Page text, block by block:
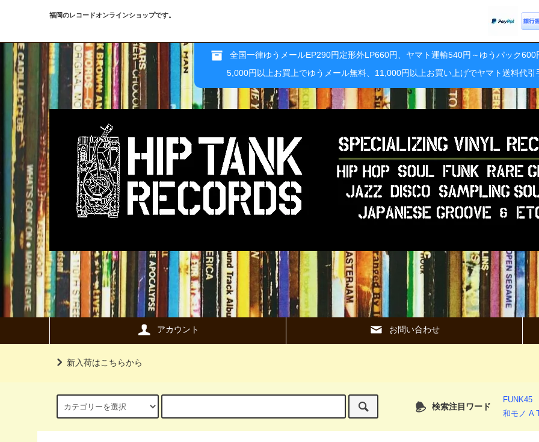
福岡のレコードオンラインショップです。
全国一律ゆうメールEP290円定形外LP660円、ヤマト運輸540円～ゆうパック600
5,000円以上お買上でゆうメール無料、11,000円以上お買い上げでヤマト送料代引
アカウント お問い合わせ
新入荷はこちらから
検索注目ワード
FUNK45
和モノ A